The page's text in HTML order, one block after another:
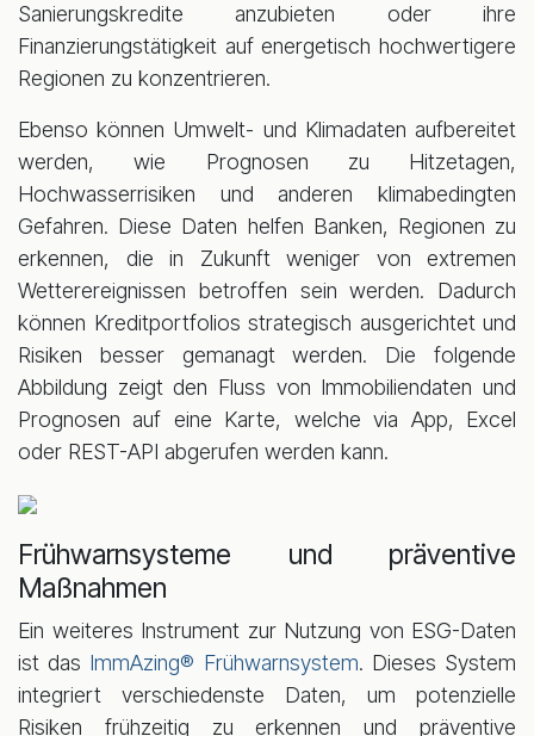
Sanierungskredite anzubieten oder ihre
Finanzierungstätigkeit auf energetisch hochwertigere
Regionen zu konzentrieren.
Ebenso können Umwelt- und Klimadaten aufbereitet
werden, wie Prognosen zu Hitzetagen,
Hochwasserrisiken und anderen klimabedingten
Gefahren. Diese Daten helfen Banken, Regionen zu
erkennen, die in Zukunft weniger von extremen
Wetterereignissen betroffen sein werden. Dadurch
können Kreditportfolios strategisch ausgerichtet und
Risiken besser gemanagt werden. Die folgende
Abbildung zeigt den Fluss von Immobiliendaten und
Prognosen auf eine Karte, welche via App, Excel
oder REST-API abgerufen werden kann.
Frühwarnsysteme und präventive
Maßnahmen
Ein weiteres Instrument zur Nutzung von ESG-Daten
ist das ImmAzing® Frühwarnsystem. Dieses System
integriert verschiedenste Daten, um potenzielle
Risiken frühzeitig zu erkennen und präventive